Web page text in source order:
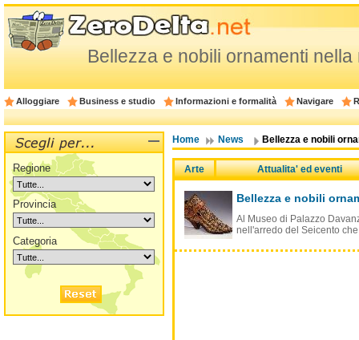
Bellezza e nobili ornamenti
Alloggiare Business e studio Informazioni e formalità Navigare
Home News Bellezza e nobili
Arte Attualita' ed eventi
Bellezza e nobili
Al Museo di Palazzo
nell'arredo del Seicento
Regione
Provincia
Categoria